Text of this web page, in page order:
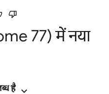
77) में नया
है